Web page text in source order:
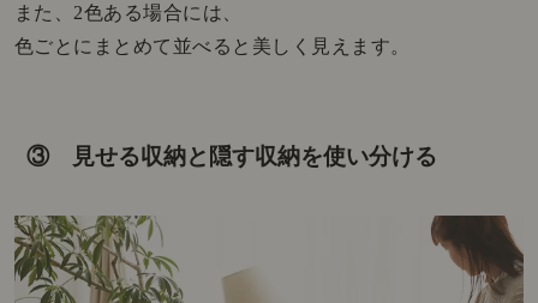
また、2色ある場合には、
色ごとにまとめて並べると美しく見えます。
③ 見せる収納と隠す収納を使い分ける